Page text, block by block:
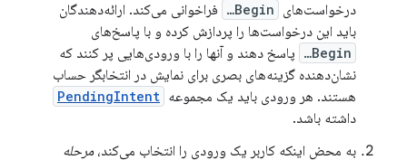
درخواست‌های Begin…
فراخوانی می‌کند. ارائه‌دهندگان
باید این درخواست‌ها را پردازش کرده و با پاسخ‌های
Begin…
پاسخ دهند و آنها را با ورودی‌هایی پر کنند که
نشان‌دهنده گزینه‌های بصری برای نمایش در انتخابگر حساب
هستند. هر ورودی باید یک مجموعه PendingIntent
داشته باشد.
به محض اینکه کاربر یک ورودی را انتخاب می‌کند، مرحله